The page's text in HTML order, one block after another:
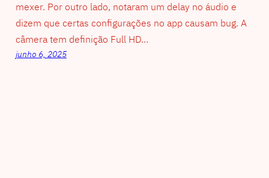
mexer. Por outro lado, notaram um delay no áudio e
dizem que certas configurações no app causam bug. A
câmera tem definição Full HD…
junho 6, 2025